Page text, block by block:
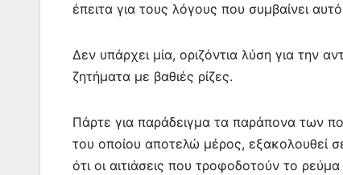
έπειτα για τους λόγους που συμβαίνει
Δεν υπάρχει μία, οριζόντια λύση για την
ζητήματα με βαθιές ρίζες.
Πάρτε για παράδειγμα τα παράπονα των
του οποίου αποτελώ μέρος, εξακολουθεί
ότι οι αιτιάσεις που τροφοδοτούν το